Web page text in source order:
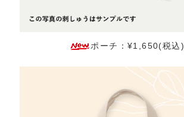
ポーチ：¥1,650(税込)